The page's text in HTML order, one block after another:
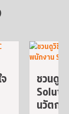
ชวนดูวิ
นวัตกร